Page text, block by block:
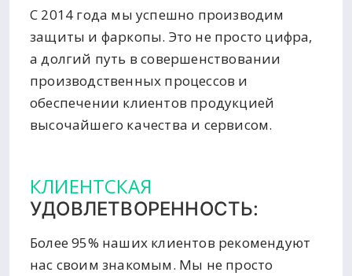
С 2014 года мы успешно производим
защиты и фаркопы. Это не просто цифра,
а долгий путь в совершенствовании
производственных процессов и
обеспечении клиентов продукцией
высочайшего качества и сервисом.
КЛИЕНТСКАЯ
УДОВЛЕТВОРЕННОСТЬ:
Более 95% наших клиентов рекомендуют
нас своим знакомым. Мы не просто